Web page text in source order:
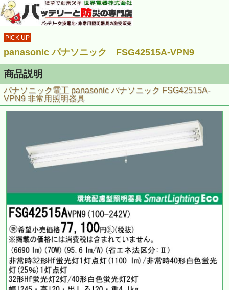
PICK UP
panasonic パナソニック FSG42515A-VPN9
商品説明
パナソニック電工 panasonic パナソニック FSG42515A-
VPN9 非常用照明器具